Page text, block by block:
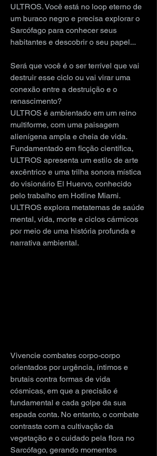
ULTROS. Você está no loop eterno de
um buraco negro e precisa explorar o
Sarcófago para conhecer seus
habitantes e descobrir o seu papel...
Será que você é o ser terrível que vai
destruir esse ciclo ou vai virar uma
conexão entre a destruição e o
renascimento?
ULTROS é ambientado em um reino
multiforme, com uma paisagem
alienígena ampla e cheia de vida.
Fundamentado em ficção científica,
ULTROS apresenta um estilo de arte
excêntrico e uma trilha sonora mística
do visionário El Huervo, conhecido
pelo trabalho em Hotline Miami.
ULTROS explora metatemas de saúde
mental, vida, morte e ciclos cármicos
por meio de uma história profunda e
narrativa ambiental.
Vivencie combates corpo-corpo
orientados por urgência, íntimos e
brutais contra formas de vida
cósmicas, em que a precisão é
fundamental e cada golpe da sua
espada conta. No entanto, o combate
contrasta com a cultivação da
vegetação e o cuidado pela flora no
Sarcófago, gerando momentos